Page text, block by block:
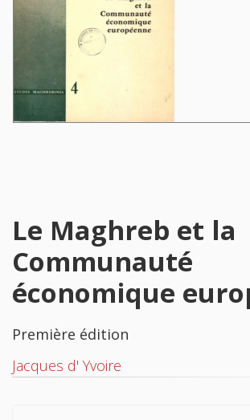
Le Maghreb et la
Communauté
économique
Première édition
Jacques d' Yvoire